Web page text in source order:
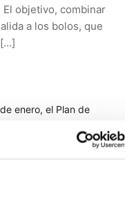
objetivo, combinar
a los bolos, que
enero, el Plan de
de febrero, quince
se desplazaron a